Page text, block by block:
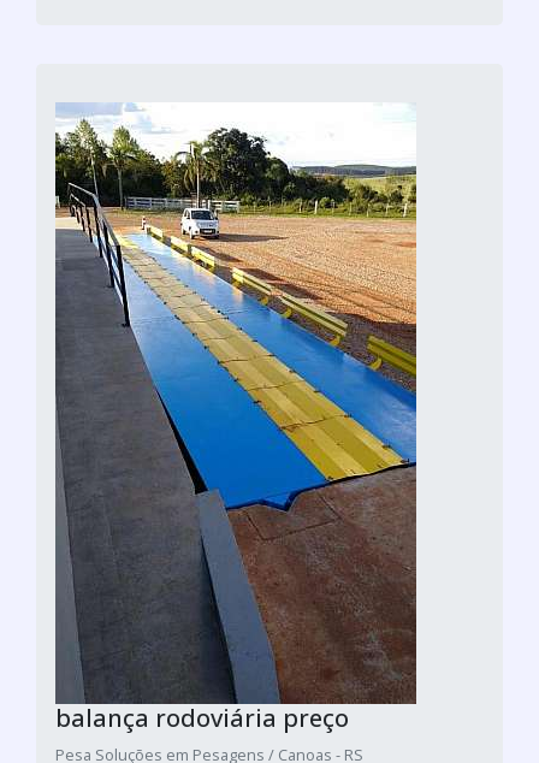
balança rodoviária preço
Pesa Soluções em Pesagens / Canoas - RS